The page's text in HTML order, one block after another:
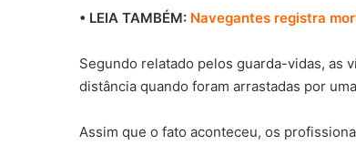
• LEIA TAMBÉM: Navegantes registra
Segundo relatado pelos guarda-vidas, as
distância quando foram arrastadas por
Assim que o fato aconteceu, os